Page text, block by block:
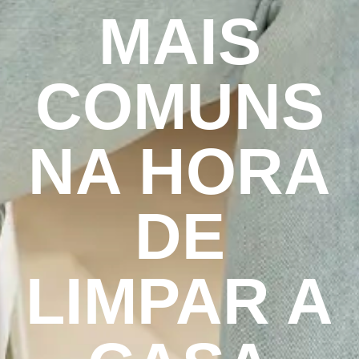
MAIS
COMUNS
NA HORA
DE
LIMPAR A